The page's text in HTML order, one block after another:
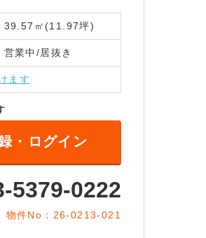
39.57㎡(11.97坪)
営業中/居抜き
ます
・ログイン
5379-0222
物件No：26-0213-021